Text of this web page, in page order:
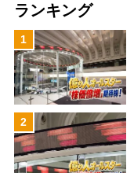
ランキング
1
2